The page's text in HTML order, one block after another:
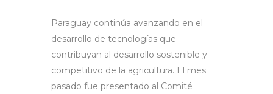
Paraguay continúa avanzando en el
desarrollo de tecnologías que
contribuyan al desarrollo sostenible y
competitivo de la agricultura. El mes
pasado fue presentado al Comité